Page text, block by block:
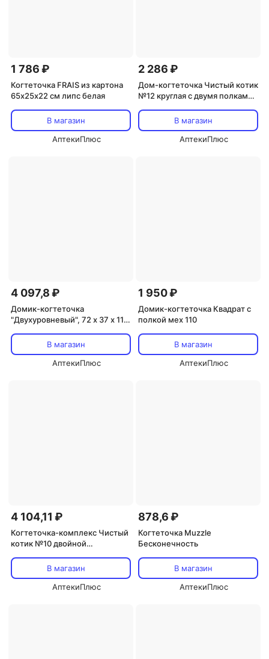
1 786 ₽
Когтеточка FRAIS из картона
65х25х22 см липс белая
В магазин
АптекиПлюс
2 286 ₽
Дом-когтеточка Чистый котик
№12 круглая с двумя полками
43х43х75 смВ магазин
АптекиПлюс
4 097,8 ₽
Домик-когтеточка
"Двухуровневый", 72 х 37 х 110
В магазин
АптекиПлюс
1 950 ₽
Домик-когтеточка Квадрат с
полкой мех 110
В магазин
АптекиПлюс
4 104,11 ₽
Когтеточка-комплекс Чистый
котик №10 двойной
В магазин
АптекиПлюс
878,6 ₽
Когтеточка Muzzle
Бесконечность
В магазин
АптекиПлюс